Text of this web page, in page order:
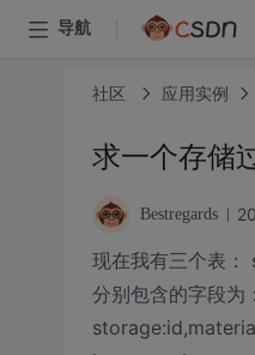
导航
社区 应用实例
求一个存储
Bestregards
现在我有三个表
分别包含的字段为：